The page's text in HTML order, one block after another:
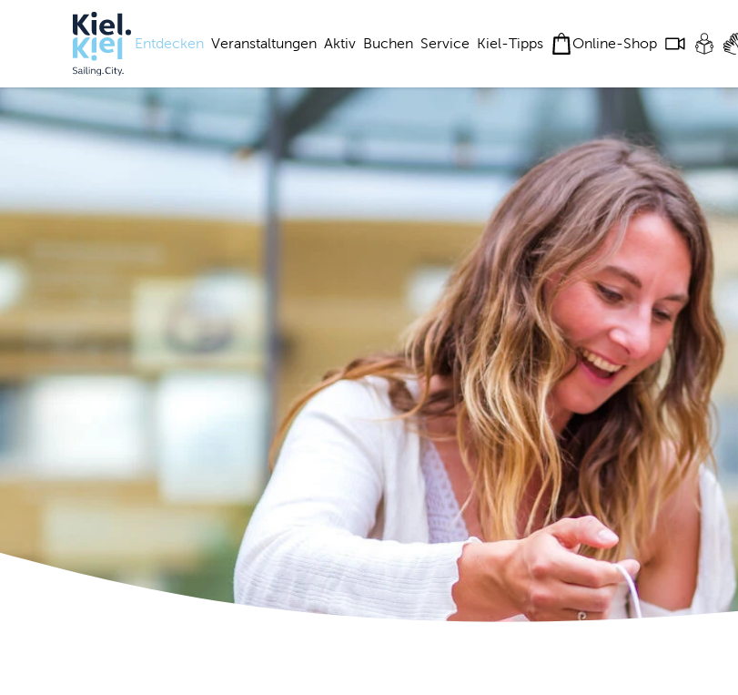
Entdecken Veranstaltungen Aktiv Buchen Service Kiel-Tipps Online-Shop